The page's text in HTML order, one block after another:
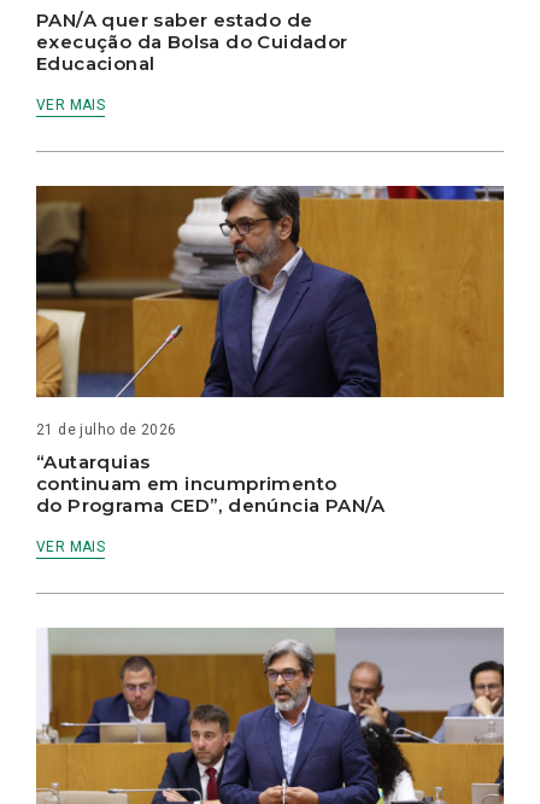
PAN/A quer saber estado de
execução da Bolsa do Cuidador
Educacional
VER MAIS
21 de julho de 2026
“Autarquias
continuam em incumprimento
do Programa CED”, denúncia PAN/A
VER MAIS